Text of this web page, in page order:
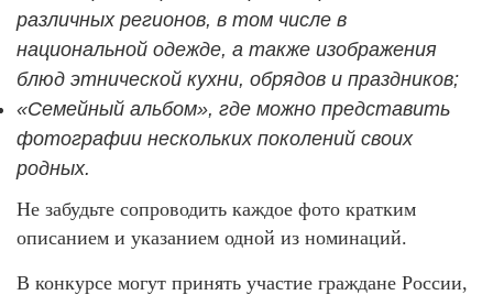
различных регионов, в том числе в
национальной одежде, а также изображения
блюд этнической кухни, обрядов и праздников;
«Семейный альбом», где можно представить
фотографии нескольких поколений своих
родных.
Не забудьте сопроводить каждое фото кратким
описанием и указанием одной из номинаций.
В конкурсе могут принять участие граждане России,